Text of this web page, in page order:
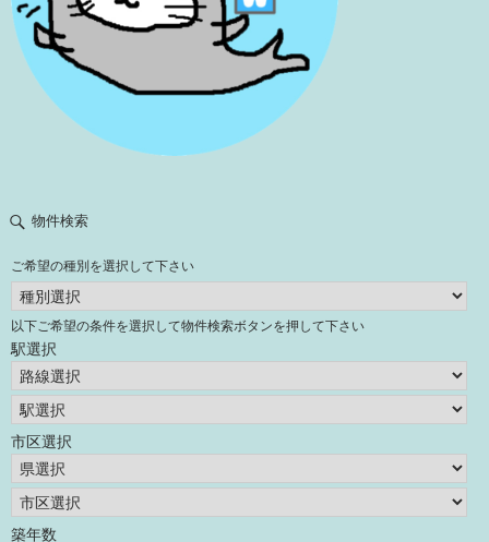
物件検索
ご希望の種別を選択して下さい
以下ご希望の条件を選択して物件検索ボタンを押して下さい
駅選択
市区選択
築年数